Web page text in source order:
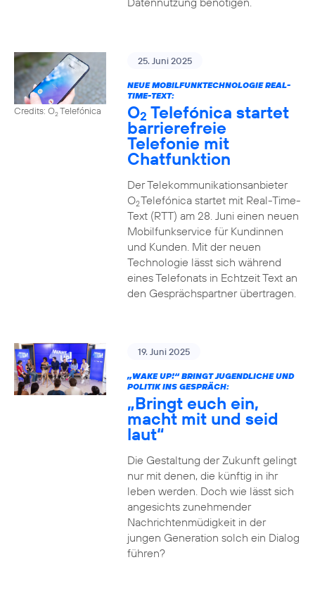
Credits: O2Telefónica
25. Juni 2025
NEUE MOBILFUNKTECHNOLOGIE REAL-
TIME-TEXT:
O2 Telefónica startet
barrierefreie
Telefonie mit
Chatfunktion
Der Telekommunikationsanbieter
O2Telefónica startet mit Real-Time-
Text (RTT) am 28. Juni einen neuen
Mobilfunkservice für Kundinnen
und Kunden. Mit der neuen
Technologie lässt sich während
eines Telefonats in Echtzeit Text an
den Gesprächspartner übertragen.
19. Juni 2025
„WAKE UP!“ BRINGT JUGENDLICHE UND
POLITIK INS GESPRÄCH:
„Bringt euch ein,
macht mit und seid
laut“
Die Gestaltung der Zukunft gelingt
nur mit denen, die künftig in ihr
leben werden. Doch wie lässt sich
angesichts zunehmender
Nachrichtenmüdigkeit in der
jungen Generation solch ein Dialog
führen?